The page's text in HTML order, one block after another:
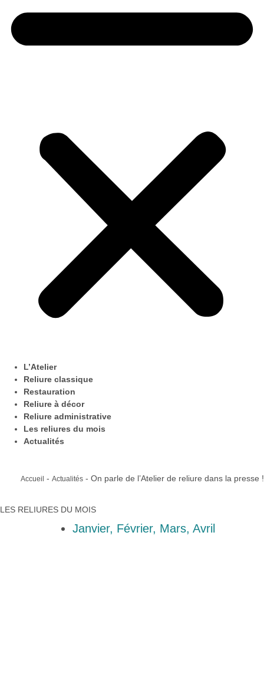
L’Atelier
Reliure classique
Restauration
Reliure à décor
Reliure administrative
Les reliures du mois
Actualités
Accueil - Actualités - On parle de l’Atelier de reliure dans la presse !
LES RELIURES DU MOIS
Janvier, Février, Mars, Avril